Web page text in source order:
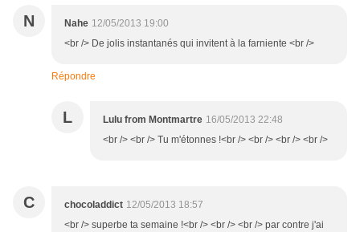
N Nahe 12/05/2013 19:00
<br /> De jolis instantanés qui invitent à la farniente <br />
Répondre
L Lulu from Montmartre 16/05/2013 22:48
<br /> <br /> Tu m'étonnes !<br /> <br /> <br /> <br />
C chocoladdict 12/05/2013 18:57
<br /> superbe ta semaine !<br /> <br /> <br /> par contre j'ai